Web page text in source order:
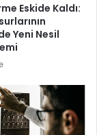
Eskide Kaldı:
Yeni Nesil